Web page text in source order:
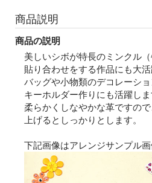
商品説明
商品の説明
美しいシボが特長のミンクル（
貼り合わせをする作品にも大活
バッグや小物類のデコレーショ
キーホルダー作りにも活躍しま
柔らかくしなやかな革ですの
上げるとしっかりとします。
下記画像はアレンジサンプル画